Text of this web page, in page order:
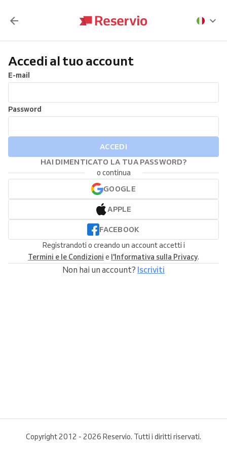
Accedi al tuo account
E-mail
Password
ACCEDI
HAI DIMENTICATO LA TUA PASSWORD?
o continua
GOOGLE
APPLE
FACEBOOK
Registrandoti o creando un account accetti i
Termini e le Condizioni e l'Informativa sulla Privacy.
Non hai un account? Iscriviti
Copyright 2012 - 2026 Reservio. Tutti i diritti riservati.